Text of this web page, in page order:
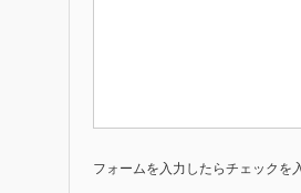
フォームを入力したらチェックを